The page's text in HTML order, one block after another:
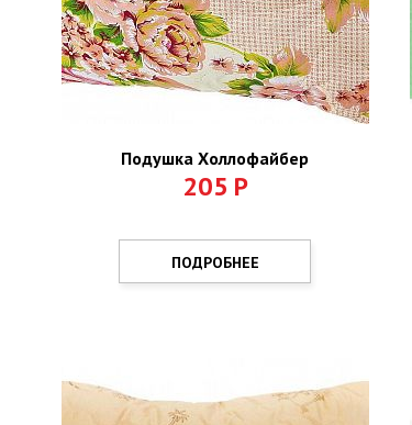
Подушка Холлофайбер
205 Р
ПОДРОБНЕЕ